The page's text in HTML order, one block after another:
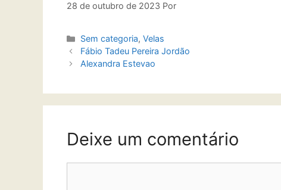
28 de outubro de 2023 Por
Sem categoria,Velas
Fábio Tadeu Pereira Jordão
Alexandra Estevao
Deixe um comentário